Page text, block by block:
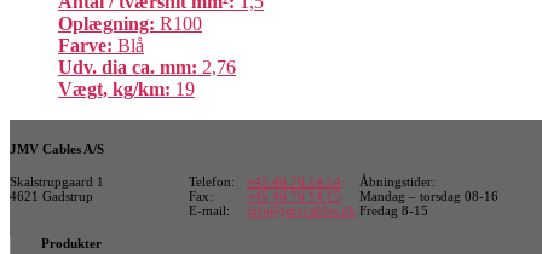
Oplægning: R100
Farve: Blå
Udv. dia ca. mm: 2,76
Vægt, kg/km: 19
JMV Cables A/S
Skalstrupgaard 1
4621 Gadstrup
Telefon:
Fax:
E-mail:
+45 46 76 14 14
+45 46 76 14 15
info@jmvcables.dk
Åbningstider:
Mandag – torsdag 08-16
Fredag 8-15
Produkter